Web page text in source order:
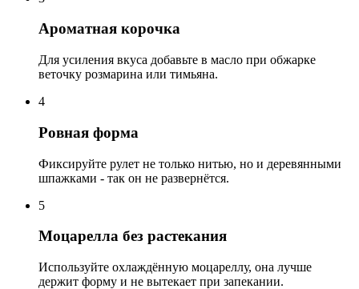
Ароматная корочка
Для усиления вкуса добавьте в масло при обжарке
веточку розмарина или тимьяна.
4
Ровная форма
Фиксируйте рулет не только нитью, но и деревянными
шпажками - так он не развернётся.
5
Моцарелла без растекания
Используйте охлаждённую моцареллу, она лучше
держит форму и не вытекает при запекании.